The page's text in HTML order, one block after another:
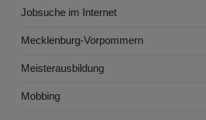
Jobsuche im Internet
Mecklenburg-Vorpommern
Meisterausbildung
Mobbing